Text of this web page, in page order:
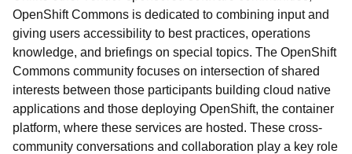
OpenShift Commons is dedicated to combining input and
giving users accessibility to best practices, operations
knowledge, and briefings on special topics. The OpenShift
Commons community focuses on intersection of shared
interests between those participants building cloud native
applications and those deploying OpenShift, the container
platform, where these services are hosted. These cross-
community conversations and collaboration play a key role